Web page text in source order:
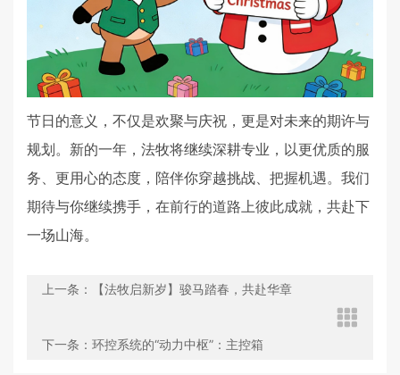
节日的意义，不仅是欢聚与庆祝，更是对未来的期许与
规划。新的一年，法牧将继续深耕专业，以更优质的服
务、更用心的态度，陪伴你穿越挑战、把握机遇。我们
期待与你继续携手，在前行的道路上彼此成就，共赴下
一场山海。
上一条：【法牧启新岁】骏马踏春，共赴华章
下一条：环控系统的“动力中枢”：主控箱